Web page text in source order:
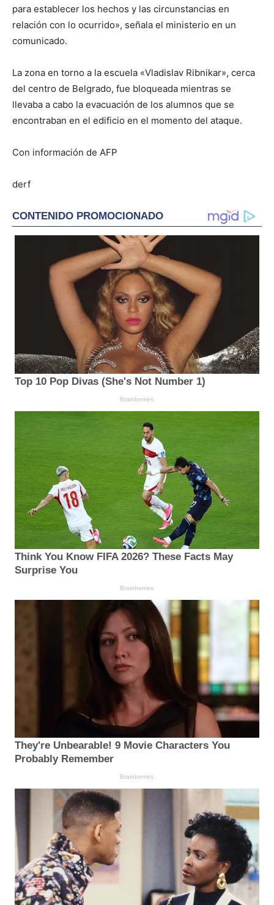
para establecer los hechos y las circunstancias en
relación con lo ocurrido», señala el ministerio en un
comunicado.
La zona en torno a la escuela «Vladislav Ribnikar», cerca
del centro de Belgrado, fue bloqueada mientras se
llevaba a cabo la evacuación de los alumnos que se
encontraban en el edificio en el momento del ataque.
Con información de AFP
derf